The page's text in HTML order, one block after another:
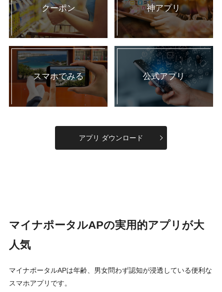
クーポン 神アプリ
スマホでみる 公式アプリ
アプリ ダウンロード
マイナポータルAPの実用的アプリが大
人気
マイナポータルAPは年齢、男女問わず認知が浸透している便利な
スマホアプリです。